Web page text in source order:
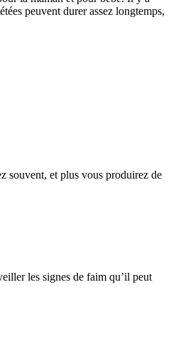
peuvent durer assez longtemps,
souvent, et plus vous produirez de
les signes de faim qu’il peut